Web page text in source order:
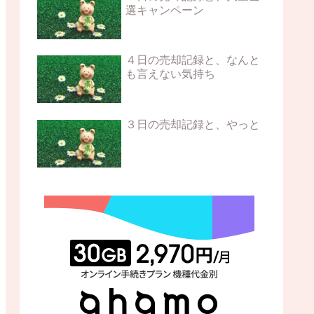
選キャンペーン
４日の売却記録と、なんと
も言えない気持ち
３日の売却記録と、やっと